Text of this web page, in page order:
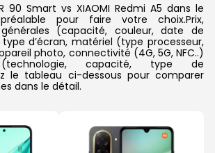
90 Smart vs XIAOMI Redmi A5 dans le
pour faire votre choix.Prix,
(capacité, couleur, date de
d’écran, matériel (type processeur,
photo, connectivité (4G, 5G, NFC..)
capacité, type de
le tableau ci-dessous pour comparer
dans le détail.